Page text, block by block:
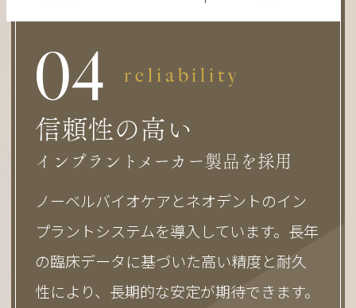
04 reliability
信頼性の高い
インプラントメーカー製品を採用
ノーベルバイオケアとネオデントのイン
プラントシステムを導入しています。長年
の臨床データに基づいた高い精度と耐久
性により、長期的な安定が期待できます。